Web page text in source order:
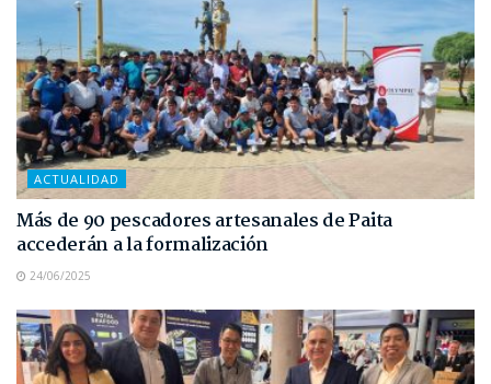
ACTUALIDAD
Más de 90 pescadores artesanales de Paita
accederán a la formalización
24/06/2025